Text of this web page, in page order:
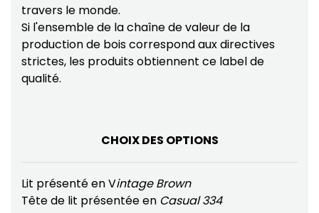
travers le monde.
Si l'ensemble de la chaîne de valeur de la
production de bois correspond aux directives
strictes, les produits obtiennent ce label de
qualité.
CHOIX DES OPTIONS
Lit présenté en Vintage Brown
Tête de lit présentée en Casual 334